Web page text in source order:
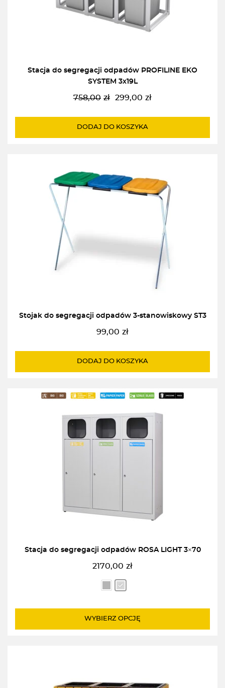
Stacja do segregacji odpadów PROFILINE EKO
SYSTEM 3x19L
758,00 zł
Pierwotna
wynosiła:
299,00 zł
Aktualna
wynosi:
DODAJ DO KOSZYKA
Stojak do segregacji odpadów 3-stanowiskowy ST3
99,00 zł
DODAJ DO KOSZYKA
Stacja do segregacji odpadów ROSA LIGHT 3×70
2170,00 zł
WYBIERZ OPCJĘ